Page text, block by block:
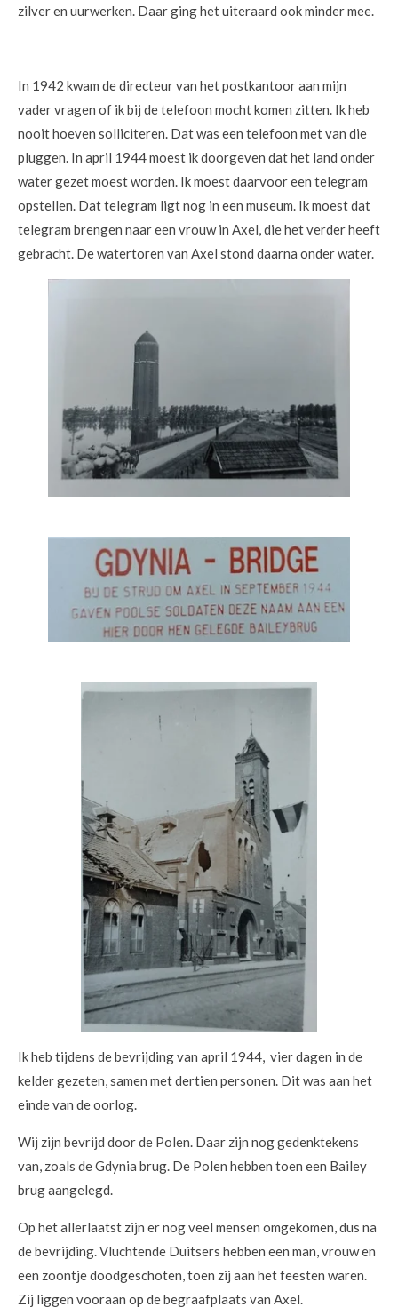
zilver en uurwerken. Daar ging het uiteraard ook minder mee.
In 1942 kwam de directeur van het postkantoor aan mijn
vader vragen of ik bij de telefoon mocht komen zitten. Ik heb
nooit hoeven solliciteren. Dat was een telefoon met van die
pluggen. In april 1944 moest ik doorgeven dat het land onder
water gezet moest worden. Ik moest daarvoor een telegram
opstellen. Dat telegram ligt nog in een museum. Ik moest dat
telegram brengen naar een vrouw in Axel, die het verder heeft
gebracht. De watertoren van Axel stond daarna onder water.
Ik heb tijdens de bevrijding van april 1944, vier dagen in de
kelder gezeten, samen met dertien personen. Dit was aan het
einde van de oorlog.
Wij zijn bevrijd door de Polen. Daar zijn nog gedenktekens
van, zoals de Gdynia brug. De Polen hebben toen een Bailey
brug aangelegd.
Op het allerlaatst zijn er nog veel mensen omgekomen, dus na
de bevrijding. Vluchtende Duitsers hebben een man, vrouw en
een zoontje doodgeschoten, toen zij aan het feesten waren.
Zij liggen vooraan op de begraafplaats van Axel.